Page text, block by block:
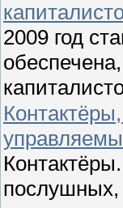
2009 год
послушных,